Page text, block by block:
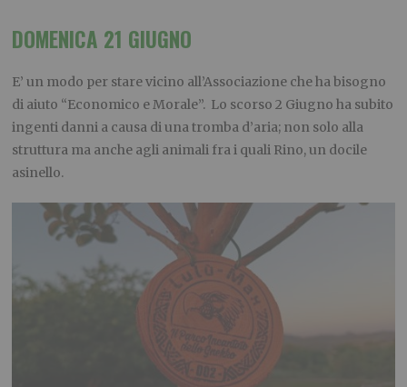
DOMENICA 21 GIUGNO
E’ un modo per stare vicino all’Associazione che habisogno
di aiuto “Economico e Morale”. Lo scorso 2 Giugno ha subito
ingenti danni a causa di una tromba d’aria; non solo alla
struttura ma anche agli animali fra i quali Rino, un docile
asinello.